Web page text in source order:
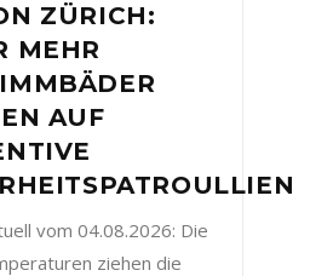
ZÜRICH:
MEHR
AUF
vom 04.08.2026: Die
ziehen die